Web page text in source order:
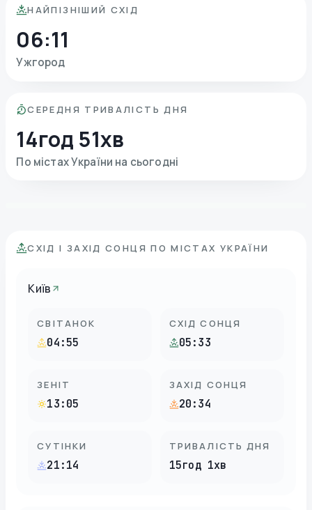
НАЙПІЗНІШИЙ СХІД
06:11
Ужгород
СЕРЕДНЯ ТРИВАЛІСТЬ ДНЯ
14год 51хв
По містах України на сьогодні
СХІД І ЗАХІД СОНЦЯ ПО МІСТАХ УКРАЇНИ
Київ
СВІТАНОК
04:55
СХІД СОНЦЯ
05:33
ЗЕНІТ
13:05
ЗАХІД СОНЦЯ
20:34
СУТІНКИ
21:14
ТРИВАЛІСТЬ ДНЯ
15год 1хв